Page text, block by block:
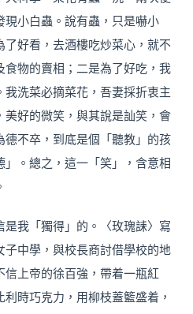
小白蟲。說有蟲，只是嚇小
好看，去酒樓吃炒菜心，就不
物的賣相；二是為了好吃，我
洗菜必摘菜花，吾妻採折衷主
好的微笑，與其說是訕笑，會
不卒，到底是個「聽教」的孩
。總之，這一「笑」，含意相
我「獨得」的。〈玫瑰誄〉寫
中學，與校長商討借學校的地
上帝的徐百強，帶着一瓶紅
時巧克力，用柳枝蓋籃盛着，